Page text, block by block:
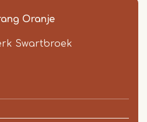
Oranje
Swartbroek